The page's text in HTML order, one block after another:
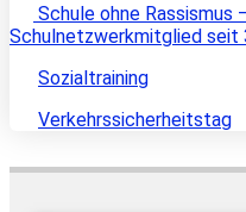
Schule ohne Rassismus
Schulnetzwerkmitglied seit
Sozialtraining
Verkehrssicherheitstag